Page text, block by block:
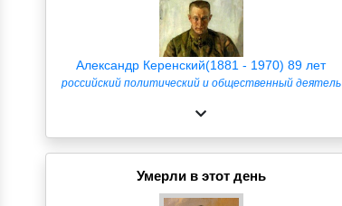
Александр Керенский(1881 - 1970) 89 лет
российский политический и общественный деятель
Умерли в этот день